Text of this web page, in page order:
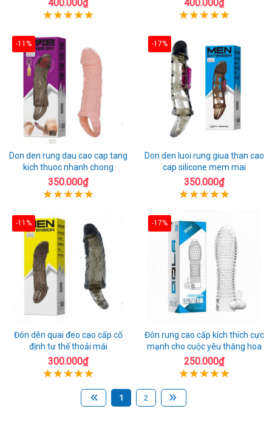
400.000₫ 400.000₫
-11%
Don den rung dau cao cap tang
kich thuoc nhanh chong
350.000₫
-17%
Don den luoi rung giua than cao
cap silicone mem mai
350.000₫
-11%
Đôn dên quai đeo cao cấp cố
định tư thế thoải mái
300.000₫
-17%
Đôn rung cao cấp kích thích cực
mạnh cho cuộc yêu thăng hoa
250.000₫
1 2